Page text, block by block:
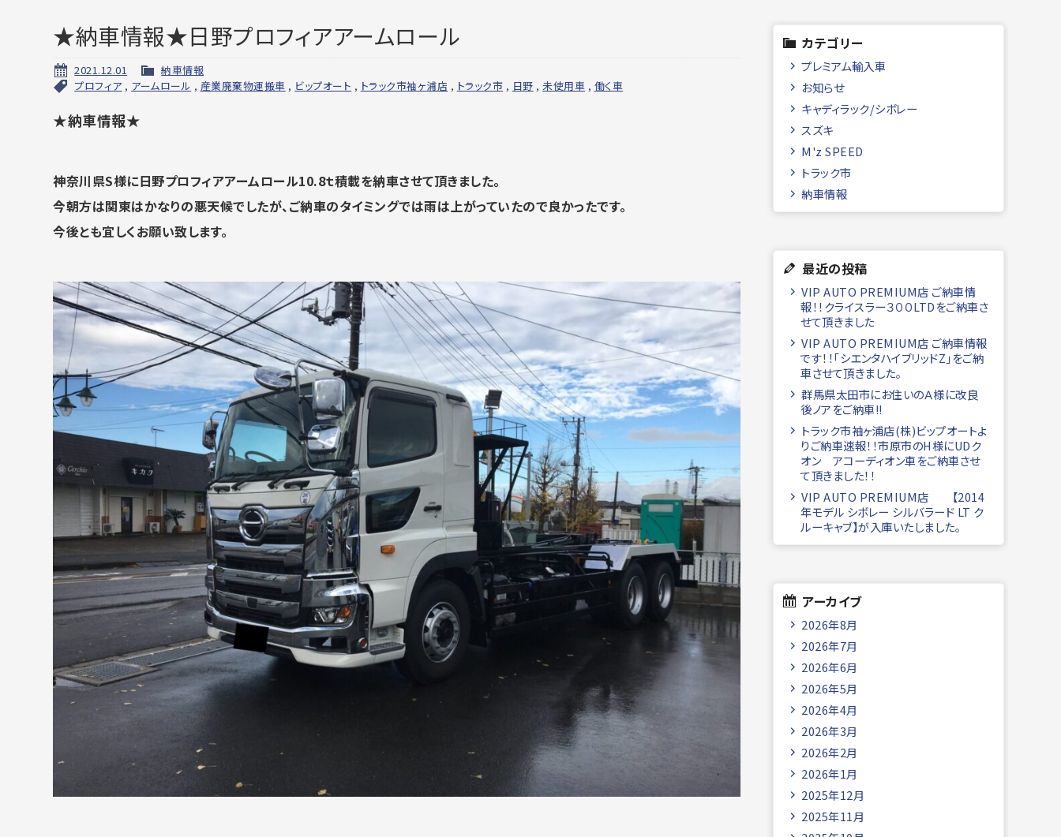
★納車情報★日野プロフィアアームロール
2021.12.01
納車情報
プロフィア , アームロール , 産業廃棄物運搬車 , ビップオート , トラック市袖ヶ浦店 , トラック市 , 日野 , 未使用車 , 働く車
★納車情報★
神奈川県S様に日野プロフィアアームロール10.8ｔ積載を納車させて頂きました。
今朝方は関東はかなりの悪天候でしたが、ご納車のタイミングでは雨は上がっていたので良かったです。
今後とも宜しくお願い致します。
カテゴリー
プレミアム輸入車
お知らせ
キャディラック/シボレー
スズキ
M'z SPEED
トラック市
納車情報
最近の投稿
VIP AUTO PREMIUM店 ご納車情
報！！クライスラー３００LTDをご納車さ
せて頂きました
VIP AUTO PREMIUM店 ご納車情報
です！！「シエンタハイブリッドZ」をご納
車させて頂きました。
群馬県太田市にお住いのＡ様に改良
後ノアをご納車!!
トラック市袖ヶ浦店(株)ビップオートよ
りご納車速報！！市原市のH様にUDク
オン アコーディオン車をご納車させ
て頂きました！！
VIP AUTO PREMIUM店 【2014
年モデル シボレー シルバラード LT ク
ルーキャブ】が入庫いたしました。
アーカイブ
2026年8月
2026年7月
2026年6月
2026年5月
2026年4月
2026年3月
2026年2月
2026年1月
2025年12月
2025年11月